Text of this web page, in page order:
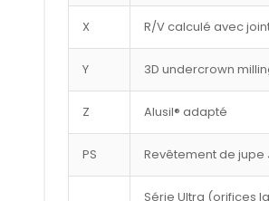
X R/V calculé avec
Y 3D undercrown
Z Alusil® adapté
PS Revêtement de jupe
Série Ultra (orifices